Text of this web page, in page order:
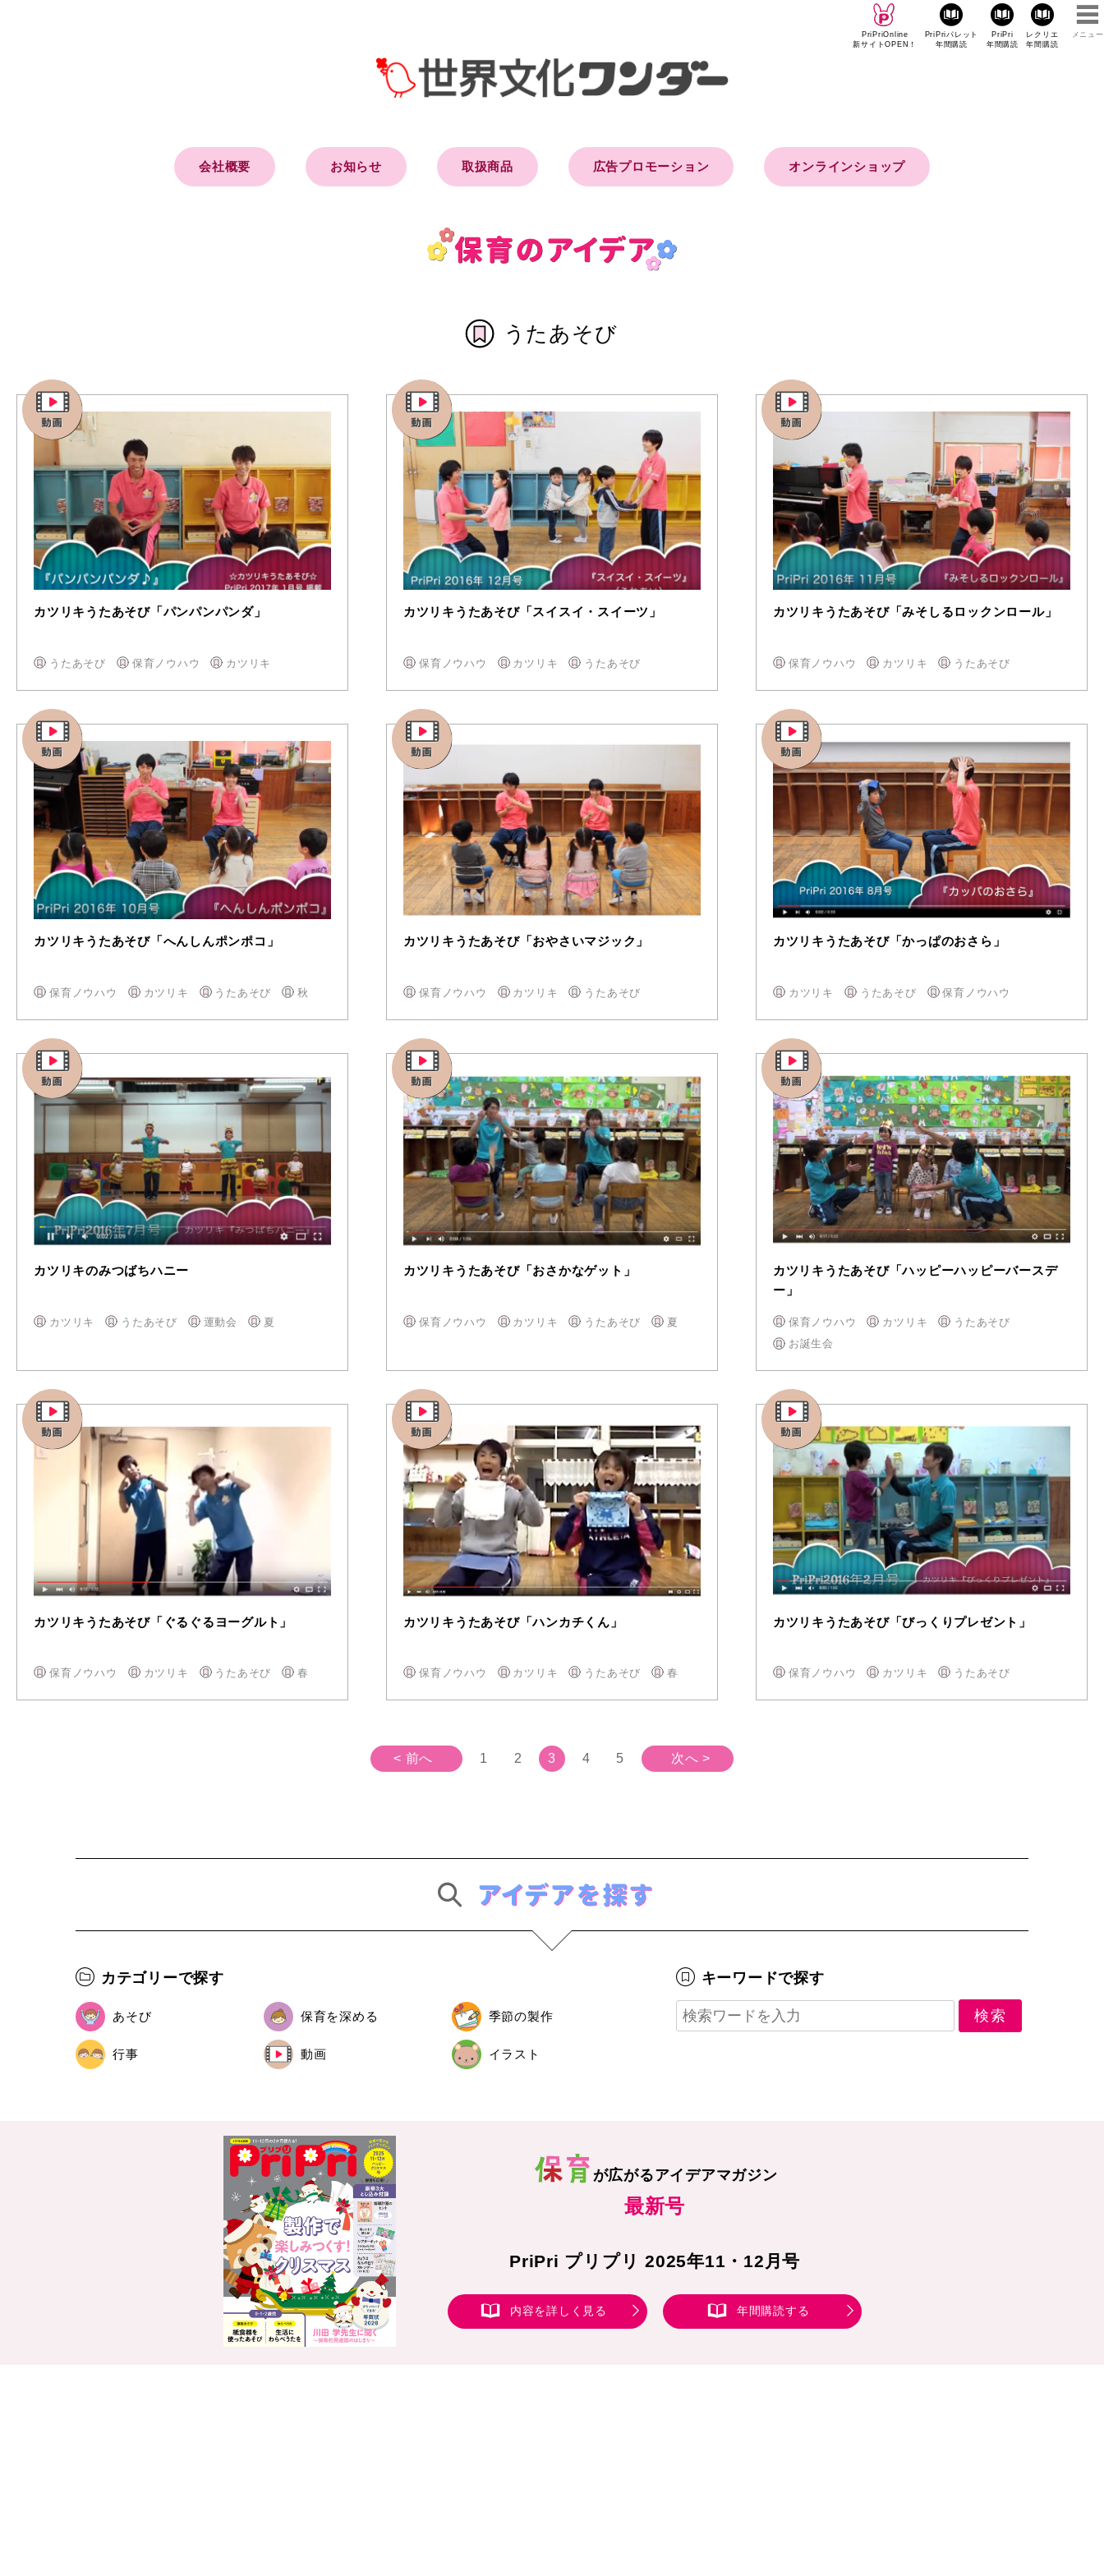
PriPriOnline
新サイトOPEN！
PriPriパレット
年間購読
PriPri
年間購読
レクリエ
年間購読
メニュー
会社概要 お知らせ 取扱商品 広告プロモーション オンラインショップ
うたあそび
カツリキうたあそび「パンパンパンダ」
うたあそび 保育ノウハウ カツリキ
カツリキうたあそび「スイスイ・スイーツ」
保育ノウハウ カツリキ うたあそび
カツリキうたあそび「みそしるロックンロール」
保育ノウハウ カツリキ うたあそび
カツリキうたあそび「へんしんポンポコ」
保育ノウハウ カツリキ うたあそび 秋
カツリキうたあそび「おやさいマジック」
保育ノウハウ カツリキ うたあそび
カツリキうたあそび「かっぱのおさら」
カツリキ うたあそび 保育ノウハウ
カツリキのみつばちハニー
カツリキ うたあそび 運動会 夏
カツリキうたあそび「おさかなゲット」
保育ノウハウ カツリキ うたあそび 夏
カツリキうたあそび「ハッピーハッピーバースデ
ー」
保育ノウハウ カツリキ
うたあそび
お誕生会
カツリキうたあそび「ぐるぐるヨーグルト」
保育ノウハウ カツリキ うたあそび 春
カツリキうたあそび「ハンカチくん」
保育ノウハウ カツリキ うたあそび 春
カツリキうたあそび「びっくりプレゼント」
保育ノウハウ カツリキ うたあそび
< 前へ 1 2 3 4 5 次へ >
カテゴリーで探す
あそび 保育を深める 季節の製作
行事 動画 イラスト
キーワードで探す
が広がるアイデアマガジン
最新号
PriPri プリプリ 2025年11・12月号
内容を詳しく見る 年間購読する